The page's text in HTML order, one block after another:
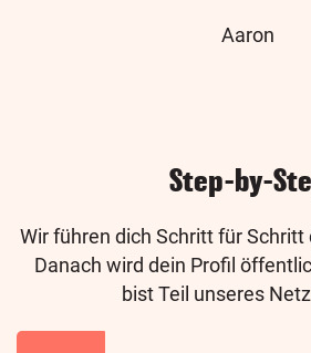
Aaron
Step-by-
Wir führen dich Schritt für Schritt
Danach wird dein Profil
bist Teil unseres